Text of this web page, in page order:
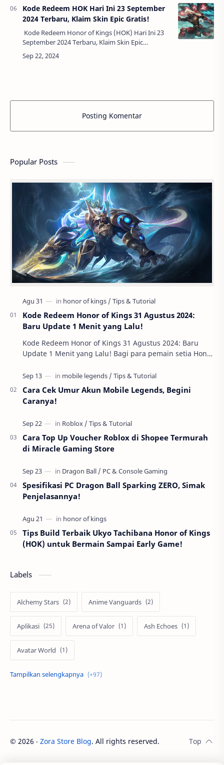
Kode Redeem HOK Hari Ini 23 September
2024 Terbaru, Klaim Skin Epic Gratis!
Kode Redeem Honor of Kings (HOK) Hari Ini 23
September 2024 Terbaru, Klaim Skin Epic
Gratis!Bagi para penggemar Honor of Kings
(HOK), kabar baik datang pada 23 September
Posting Komentar
Popular Posts
Kode Redeem Honor of Kings 31 Agustus 2024:
Baru Update 1 Menit yang Lalu!
Kode Redeem Honor of Kings 31 Agustus 2024: Baru
Update 1 Menit yang Lalu! Bagi para pemain setia Honor
Cara Cek Umur Akun Mobile Legends, Begini
Caranya!
Cara Top Up Voucher Roblox di Shopee Termurah
di Miracle Gaming Store
Spesifikasi PC Dragon Ball Sparking ZERO, Simak
Penjelasannya!
Tips Build Terbaik Ukyo Tachibana Honor of Kings
(HOK) untuk Bermain Sampai Early Game!
Labels
Alchemy Stars Anime Vanguards
Aplikasi Arena of Valor Ash Echoes
Avatar World
Axis Berita
Cabal call of duty
Call of Duty Modern Warfare III
© 2026 ‧ Zora Store Blog. All rights reserved.